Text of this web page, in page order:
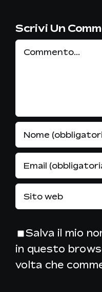
Scrivi Un
Commento
Salva il mio
in questo
volta che